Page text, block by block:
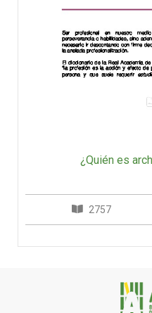
¿Quién es
2757